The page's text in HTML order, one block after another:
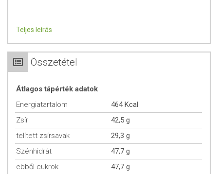
Teljes leírás
Összetétel
Átlagos tápérték adatok
Energiatartalom
464 Kcal
Zsír
42,5 g
telített zsírsavak
29,3 g
Szénhidrát
47,7 g
ebből cukrok
47,7 g